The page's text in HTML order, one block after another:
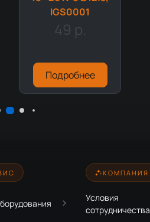
IGS0001
49 р.
Подробнее
КОМПАНИЯ
Условия
сотрудничества